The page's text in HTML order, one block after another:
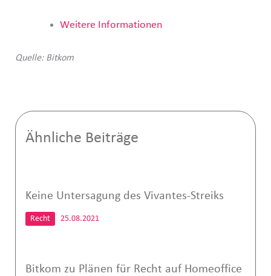
Weitere Informationen
Quelle: Bitkom
Ähnliche Beiträge
Keine Untersagung des Vivantes-Streiks
Recht 25.08.2021
Bitkom zu Plänen für Recht auf Homeoffice